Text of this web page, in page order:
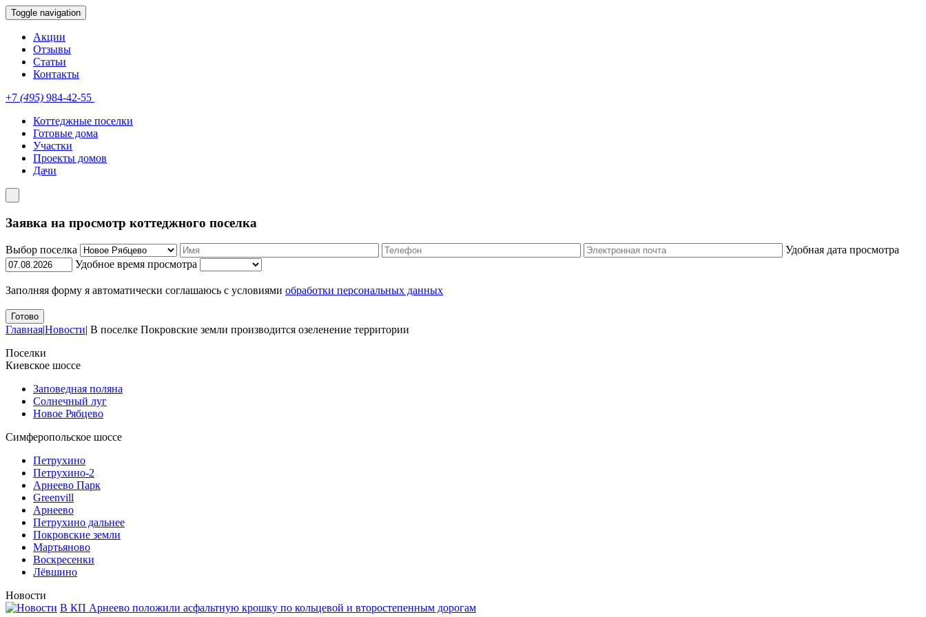
Toggle navigation
Акции
Отзывы
Статьи
Контакты
+7 (495) 984-42-55
Коттеджные поселки
Готовые дома
Участки
Проекты домов
Дачи
Заявка на просмотр коттеджного поселка
Выбор поселка
Удобная дата просмотра
Удобное время просмотра
Заполняя форму я автоматически соглашаюсь с условиями обработки персональных данных
Главная|Новости| В поселке Покровские земли производится озеленение территории
Поселки
Киевское шоссе
Заповедная поляна
Солнечный луг
Новое Рябцево
Симферопольское шоссе
Петрухино
Петрухино-2
Арнеево Парк
Greenvill
Арнеево
Петрухино дальнее
Покровские земли
Мартьяново
Воскресенки
Лёвшино
Новости
В КП Арнеево положили асфальтную крошку по кольцевой и второстепенным дорогам